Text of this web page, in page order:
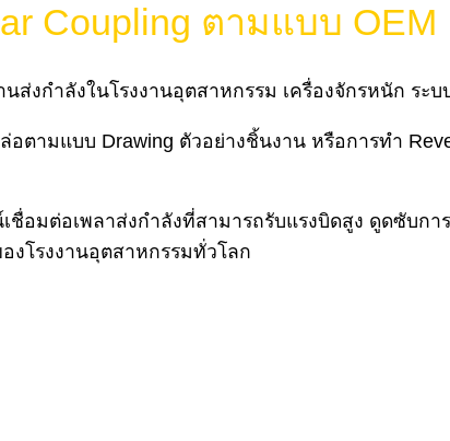
Coupling ตามแบบ OEM
ส่งกำลังในโรงงานอุตสาหกรรม เครื่องจักรหนัก ร
อตามแบบ Drawing ตัวอย่างชิ้นงาน หรือการทำ
ชื่อมต่อเพลาส่งกำลังที่สามารถรับแรงบิดสูง ดูดซับก
โรงงานอุตสาหกรรมทั่วโลก